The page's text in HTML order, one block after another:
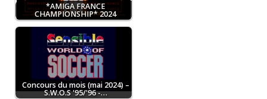
*AMIGA FRANCE
CHAMPIONSHIP* 2024
Concours du mois (mai 2024) –
S.W.O.S '95/'96 -…